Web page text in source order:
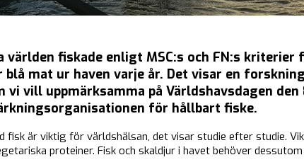
världen fiskade enligt MSC:s och FN:s
blå mat ur haven varje år. Det visar en
vi vill uppmärksamma på Världshavsdagen
för hållbart fiske.
fisk är viktig för världshälsan, det visar studie efter studie.
proteiner. Fisk och skaldjur i havet behöver